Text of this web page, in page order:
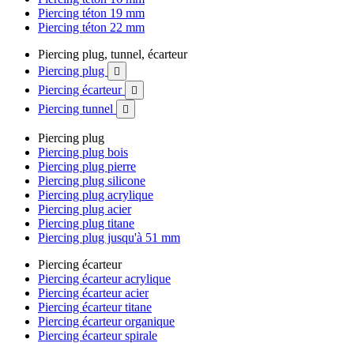
Piercing téton 19 mm
Piercing téton 22 mm
Piercing plug, tunnel, écarteur
Piercing plug

Piercing écarteur 
Piercing tunnel 
Piercing plug
Piercing plug bois
Piercing plug pierre
Piercing plug silicone
Piercing plug acrylique
Piercing plug acier
Piercing plug titane
Piercing plug jusqu'à 51 mm
Piercing écarteur
Piercing écarteur acrylique
Piercing écarteur acier
Piercing écarteur titane
Piercing écarteur organique
Piercing écarteur spirale